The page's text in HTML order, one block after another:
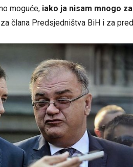
moguće, iako ja nisam mnogo
člana Predsjedništva BiH i za